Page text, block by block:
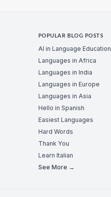
POPULAR BLOG POSTS
AI in Language Education
Languages in Africa
Languages in India
Languages in Europe
Languages in Asia
Hello in Spanish
Easiest Languages
Hard Words
Thank You
Learn Italian
See More →